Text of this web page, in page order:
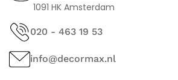
1091 HK Amsterdam
020 - 463 19 53
info@decormax.nl